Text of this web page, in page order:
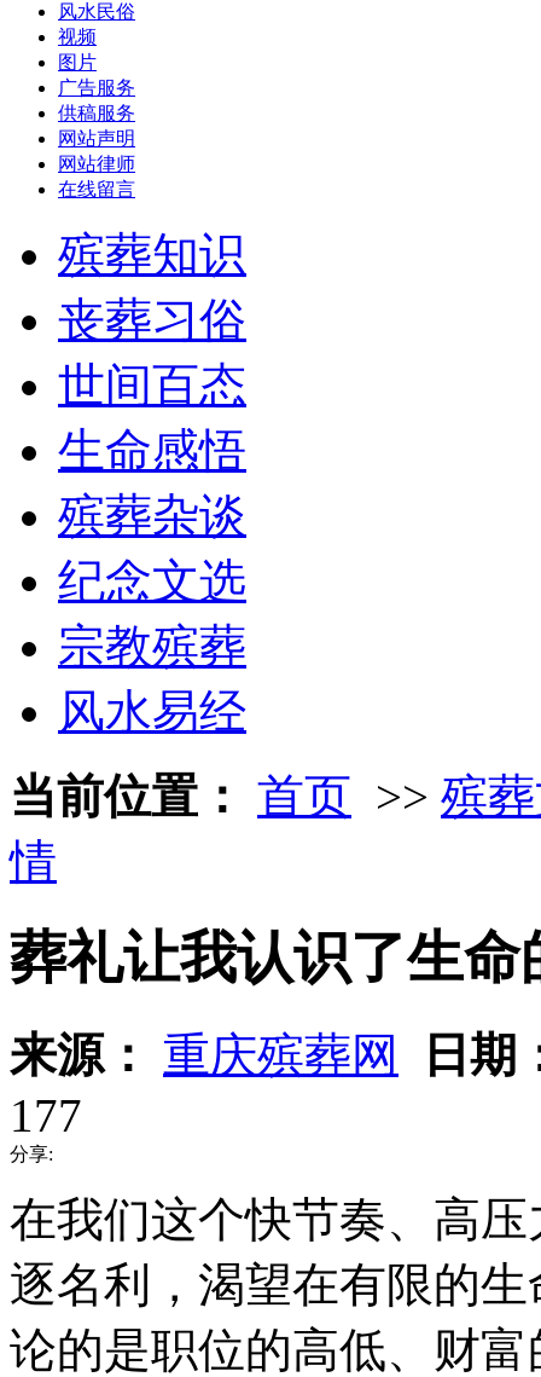
风水民俗
视频
图片
广告服务
供稿服务
网站声明
网站律师
在线留言
殡葬知识
丧葬习俗
世间百态
生命感悟
殡葬杂谈
纪念文选
宗教殡葬
风水易经
当前位置： 首页 >> 殡
情
葬礼让我认识了生命
来源： 重庆殡葬网
日期
177
分享:
在我们这个快节奏、高
逐名利，渴望在有限的
论的是职位的高低、财